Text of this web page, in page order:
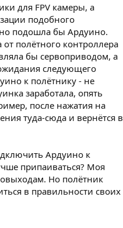
для FPV камеры, а
подобного
подошла бы Ардуино.
полётного контроллера
бы сервоприводом, а
следующего
к полётнику - не
заработала, опять
после нажатия на
туда-сюда и вернётся в
Ардуино к
припаиваться? Моя
Но полётник
в правильности своих